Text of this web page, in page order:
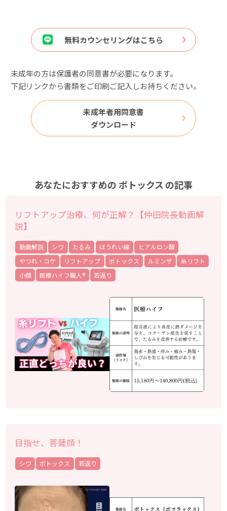
無料カウンセリングはこちら
未成年の方は保護者の同意書が必要になります。
下記リンクから書類をご印刷ご記入しお持ちください。
未成年者用同意書
ダウンロード
あなたにおすすめの ボトックスの記事
リフトアップ治療、何が正解？【仲田院長動画解
説】
動画解説 シワ たるみ ほうれい線
ヒアルロン酸
やつれ・コケ
リフトアップ ボトックス ルミンザ
糸リフト
小顔
医療ハイフ職人® 若返り
目指せ、菩薩顔！
シワ ボトックス 若返り